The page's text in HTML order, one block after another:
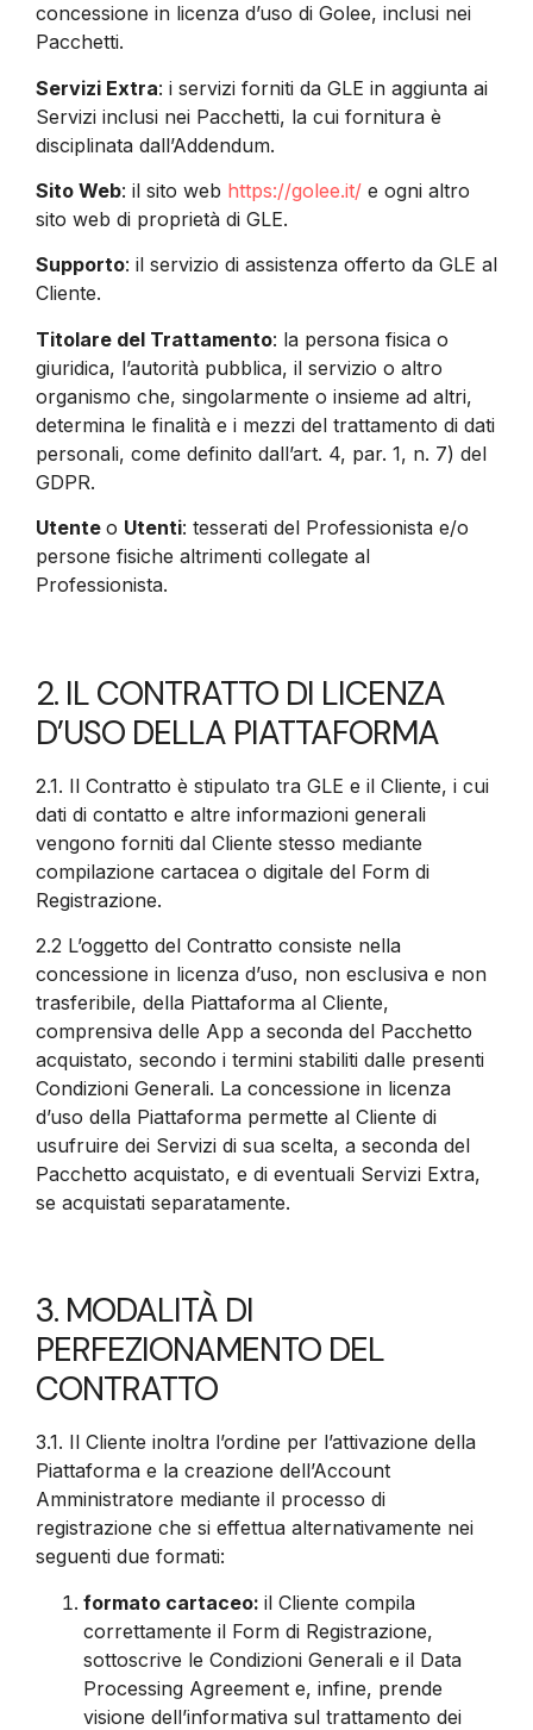
concessione in licenza d’uso di Golee, inclusi nei
Pacchetti.
Servizi Extra: i servizi forniti da GLE in aggiunta ai
Servizi inclusi nei Pacchetti, la cui fornitura è
disciplinata dall’Addendum.
Sito Web: il sito web https://golee.it/ e ogni altro
sito web di proprietà di GLE.
Supporto: il servizio di assistenza offerto da GLE al
Cliente.
Titolare del Trattamento: la persona fisica o
giuridica, l’autorità pubblica, il servizio o altro
organismo che, singolarmente o insieme ad altri,
determina le finalità e i mezzi del trattamento di dati
personali, come definito dall’art. 4, par. 1, n. 7) del
GDPR.
Utente o Utenti: tesserati del Professionista e/o
persone fisiche altrimenti collegate al
Professionista.
2. IL CONTRATTO DI LICENZA
D’USO DELLA PIATTAFORMA
2.1. Il Contratto è stipulato tra GLE e il Cliente, i cui
dati di contatto e altre informazioni generali
vengono forniti dal Cliente stesso mediante
compilazione cartacea o digitale del Form di
Registrazione.
2.2 L’oggetto del Contratto consiste nella
concessione in licenza d’uso, non esclusiva e non
trasferibile, della Piattaforma al Cliente,
comprensiva delle App a seconda del Pacchetto
acquistato, secondo i termini stabiliti dalle presenti
Condizioni Generali. La concessione in licenza
d’uso della Piattaforma permette al Cliente di
usufruire dei Servizi di sua scelta, a seconda del
Pacchetto acquistato, e di eventuali Servizi Extra,
se acquistati separatamente.
3. MODALITÀ DI
PERFEZIONAMENTO DEL
CONTRATTO
3.1. Il Cliente inoltra l’ordine per l’attivazione della
Piattaforma e la creazione dell’Account
Amministratore mediante il processo di
registrazione che si effettua alternativamente nei
seguenti due formati:
formato cartaceo: il Cliente compila
correttamente il Form di Registrazione,
sottoscrive le Condizioni Generali e il Data
Processing Agreement e, infine, prende
visione dell’informativa sul trattamento dei